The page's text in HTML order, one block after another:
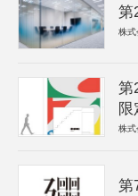
第
株式
第
限
株式
第